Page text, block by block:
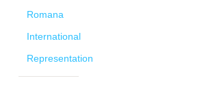
Romana
International
Representation